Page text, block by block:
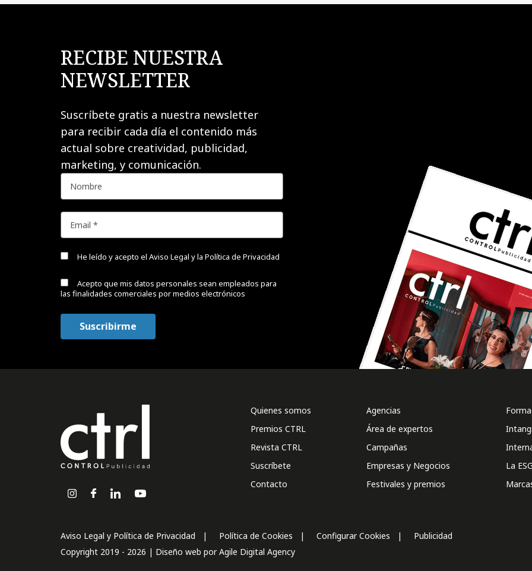
RECIBE NUESTRA
NEWSLETTER
Suscríbete gratis a nuestra newsletter
para recibir cada día el contenido más
actual sobre creatividad, publicidad,
marketing, y comunicación.
He leído y acepto el Aviso Legal y la Política de Privacidad
Acepto que mis datos personales sean empleados para
las finalidades comerciales por medios electrónicos
Quienes somos
Premios CTRL
Revista CTRL
Suscríbete
Contacto
Agencias
Área de expertos
Campañas
Empresas y Negocios
Festivales y premios
La
Aviso Legal y Política de Privacidad Política de Cookies Configurar Cookies
Publicidad
Copyright 2019 - 2026 | Diseño web porAgile Digital Agency